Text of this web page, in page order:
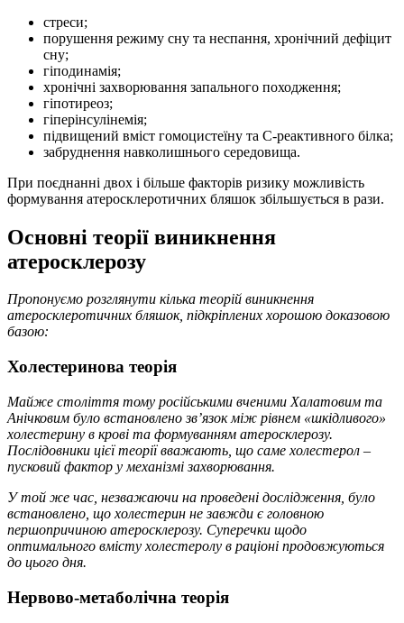
стреси;
порушення режиму сну та неспання, хронічний дефіцит
сну;
гіподинамія;
хронічні захворювання запального походження;
гіпотиреоз;
гіперінсулінемія;
підвищений вміст гомоцистеїну та С-реактивного білка;
забруднення навколишнього середовища.
При поєднанні двох і більше факторів ризику можливість
формування атеросклеротичних бляшок збільшується в рази.
Основні теорії виникнення
атеросклерозу
Пропонуємо розглянути кілька теорій виникнення
атеросклеротичних бляшок, підкріплених хорошою доказовою
базою:
Холестеринова теорія
Майже століття тому російськими вченими Халатовим та
Анічковим було встановлено зв’язок між рівнем «шкідливого»
холестерину в крові та формуванням атеросклерозу.
Послідовники цієї теорії вважають, що саме холестерол –
пусковий фактор у механізмі захворювання.
У той же час, незважаючи на проведені дослідження, було
встановлено, що холестерин не завжди є головною
першопричиною атеросклерозу. Суперечки щодо
оптимального вмісту холестеролу в раціоні продовжуються
до цього дня.
Нервово-метаболічна теорія